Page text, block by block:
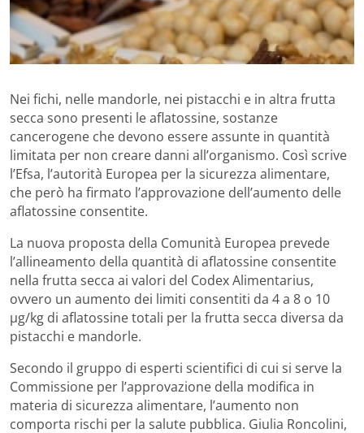
Nei fichi, nelle mandorle, nei pistacchi e in altra frutta
secca sono presenti le aflatossine, sostanze
cancerogene che devono essere assunte in quantità
limitata per non creare danni all’organismo. Così scrive
l’Efsa, l’autorità Europea per la sicurezza alimentare,
che però ha firmato l’approvazione dell’aumento delle
aflatossine consentite.
La nuova proposta della Comunità Europea prevede
l’allineamento della quantità di aflatossine consentite
nella frutta secca ai valori del Codex Alimentarius,
ovvero un aumento dei limiti consentiti da 4 a 8 o 10
µg/kg di aflatossine totali per la frutta secca diversa da
pistacchi e mandorle.
Secondo il gruppo di esperti scientifici di cui si serve la
Commissione per l’approvazione della modifica in
materia di sicurezza alimentare, l’aumento non
comporta rischi per la salute pubblica. Giulia Roncolini,